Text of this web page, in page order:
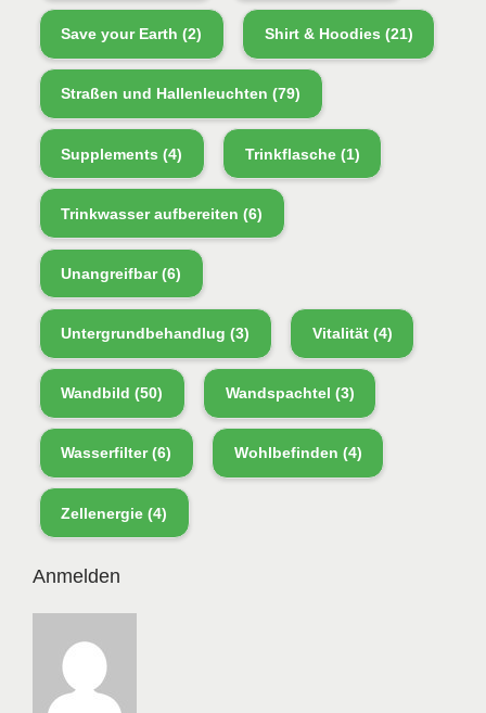
Save your Earth (2) Shirt & Hoodies (21)
Straßen und Hallenleuchten (79)
Supplements (4) Trinkflasche(1)
Trinkwasser aufbereiten (6)
Unangreifbar(6)
Untergrundbehandlug (3) Vitalität(4)
Wandbild (50) Wandspachtel (3)
Wasserfilter(6) Wohlbefinden (4)
Zellenergie (4)
Anmelden